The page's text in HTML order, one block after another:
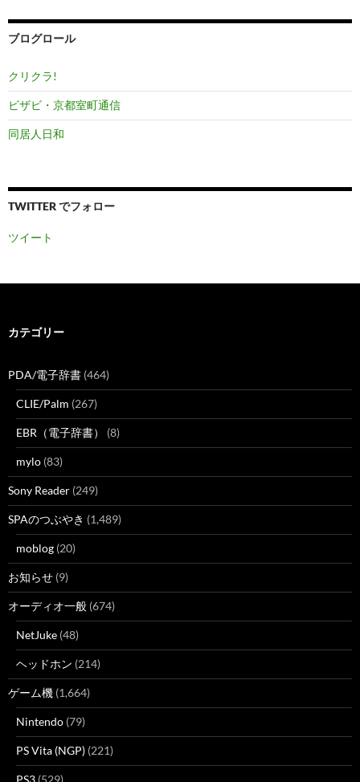
ブ
ブログロール
クリクラ!
ビザビ・京都室町通信
同居人日和
TWITTER でフォロー
ツイート
カテゴリー
PDA/電子辞書 (464)
CLIE/Palm (267)
EBR（電子辞書） (8)
mylo (83)
Sony Reader (249)
SPAのつぶやき (1,489)
moblog (20)
お知らせ (9)
オーディオ一般 (674)
NetJuke (48)
ヘッドホン (214)
ゲーム機 (1,664)
Nintendo (79)
PS Vita (NGP) (221)
PS3 (529)